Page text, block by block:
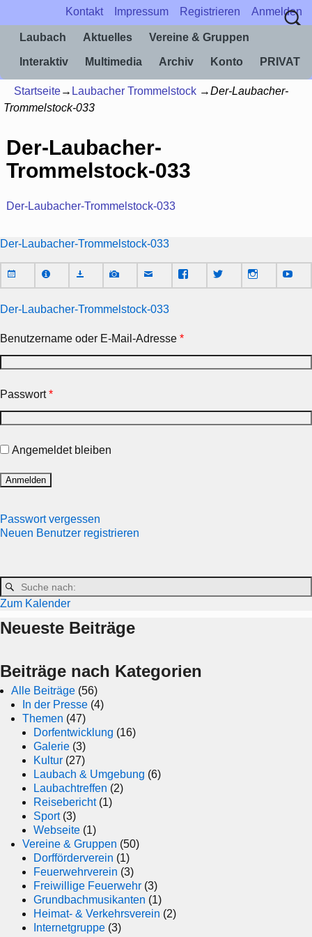
Kontakt Impressum Registrieren Anmelden
Laubach Aktuelles Vereine & Gruppen
Interaktiv Multimedia Archiv Konto PRIVAT
Startseite→ Laubacher Trommelstock →Der-Laubacher-
Trommelstock-033
Der-Laubacher-
Trommelstock-033
Der-Laubacher-Trommelstock-033
Der-Laubacher-Trommelstock-033
Der-Laubacher-Trommelstock-033
Benutzername oder E-Mail-Adresse *
Passwort*
Angemeldet bleiben
Passwort vergessen
Neuen Benutzer registrieren
Zum Kalender
Neueste Beiträge
Beiträge nach Kategorien
Alle Beiträge (56)
In der Presse (4)
Themen (47)
Dorfentwicklung (16)
Galerie (3)
Kultur (27)
Laubach & Umgebung (6)
Laubachtreffen (2)
Reisebericht(1)
Sport(3)
Webseite (1)
Vereine & Gruppen (50)
Dorfförderverein (1)
Feuerwehrverein (3)
Freiwillige Feuerwehr (3)
Grundbachmusikanten (1)
Heimat- & Verkehrsverein (2)
Internetgruppe (3)